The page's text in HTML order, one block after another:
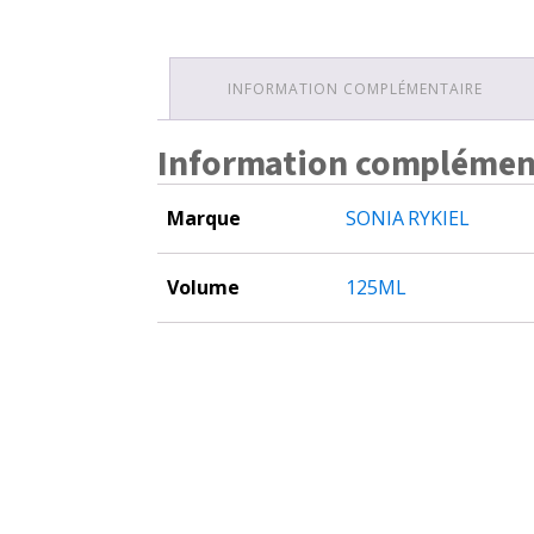
INFORMATION COMPLÉMENTAIRE
Information
Marque SONIA RYKIEL
Volume 125ML